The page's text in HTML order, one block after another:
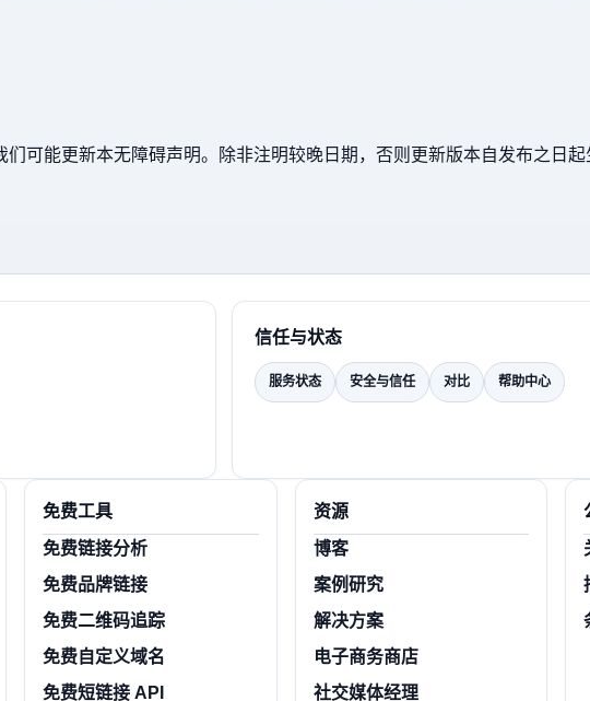
可能更新本无障碍声明。除非注明较晚日期，否则更新版本自发布之日起
信任与状态
服务状态 安全与信任 对比 帮助中心
免费工具
免费链接分析
免费品牌链接
免费二维码追踪
免费自定义域名
免费短链接 API
资源
博客
案例研究
解决方案
电子商务商店
社交媒体经理